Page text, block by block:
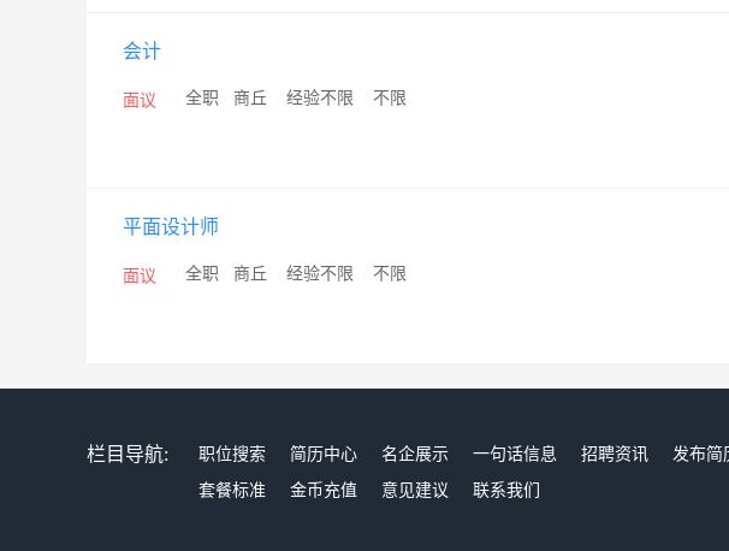
会计
面议 全职 商丘 经验不限 不限
平面设计师
面议 全职 商丘 经验不限 不限
栏目导航: 职位搜索 简历中心 名企展示 一句话信息 招聘资讯 发布简
套餐标准
金币充值 意见建议 联系我们